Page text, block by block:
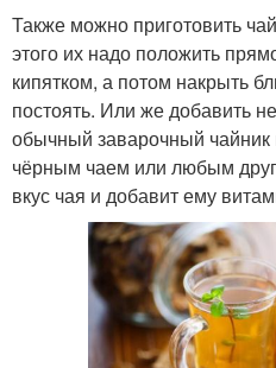
Также можно приготовить
этого их надо положить
кипятком, а потом накрыть
постоять. Или же добавить
обычный заварочный чайник
чёрным чаем или любым
вкус чая и добавит ему